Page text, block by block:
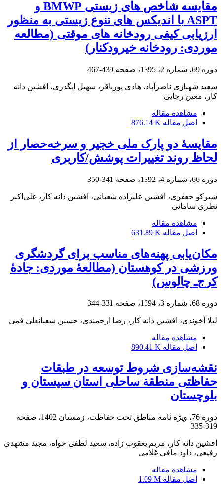
مقایسه شاخص های زیستی BMWP و
ASPT با اندیکس های تنوع زیستی به منظور
ارزیابی کیفی رودخانه های موقتی (مطالعه
موردی: رودخانه خیرودکنار)
دوره 69، شماره 2، 1395، صفحه 439-467
سعید شهبازی ناصرآباد، هادی پورباقر، سهیل ایگدری، افشین دانه
کار، معین رجایی
مشاهده مقاله
اصل مقاله 876.14 K
مقایسۀ دو پارک ملی خجیر و سرخه‌حصار از
لحاظ روند تغییرات پوشش/کاربری
دوره 66، شماره 4، 1392، صفحه 341-350
شیرکو جعفری، افشین علیزاده شعبانی، افشین دانه کار، علی‌اکبر
نظری سامانی
مشاهده مقاله
اصل مقاله 631.89 K
مکان‌یابی پهنه‌های مناسب برای گردشگری
ورزشی در کوهستان (مطالعۀ موردی: جادۀ‌
کرج‌ـ چالوس)
دوره 68، شماره 3، 1394، صفحه 331-344
لیلا آخوندی، افشین دانه کار، رضا ارجمندی، حسین شعبانعلی فمی
مشاهده مقاله
اصل مقاله 890.41 K
نقشه‌سازی شروط توسعه در طبقات
حفاظتی منطقة ساحلی استان سیستان و
بلوچستان
دوره 76، ویژه نامه مناطق تحت حفاظت، زمستان 1402، صفحه
319-335
افشین دانه کار، مریم یعقوب زاده، سعید لطفی خواه، مجید مشهدی
رفیعی، داود مافی غلامی
مشاهده مقاله
اصل مقاله 1.09 M